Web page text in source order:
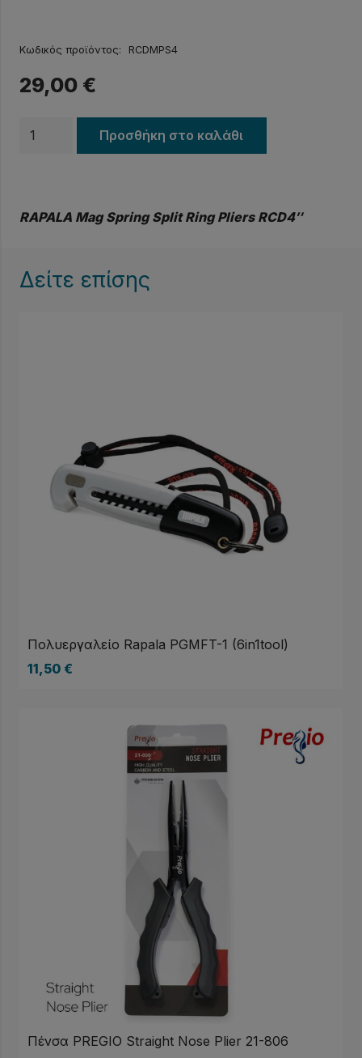
Κωδικός προϊόντος: RCDMPS4
29,00 €
Πένσα
Split
RCD4"
Προσθήκη στο καλάθι
RAPALA Mag Spring Split Ring Pliers RCD4″
Δείτε επίσης
Πολυεργαλείο Rapala PGMFT-1 (6in1tool)
11,50 €
Πένσα PREGIO Straight Nose Plier 21-806